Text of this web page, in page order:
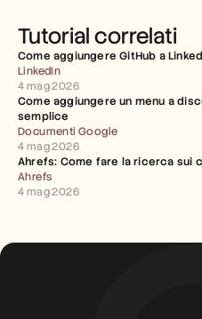
Tutorial correlati
Come aggiungere GitHub a
LinkedIn
4 mag 2026
Come aggiungere un menu a
semplice
Documenti Google
4 mag 2026
Ahrefs: Come fare la ricerca sui
Ahrefs
4 mag 2026